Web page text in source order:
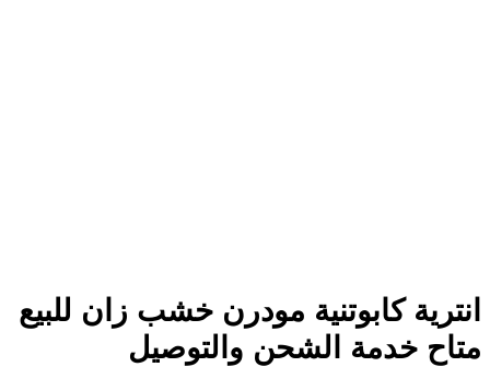
كابوتنية مودرن خشب زان للبيع
خدمة الشحن والتوصيل